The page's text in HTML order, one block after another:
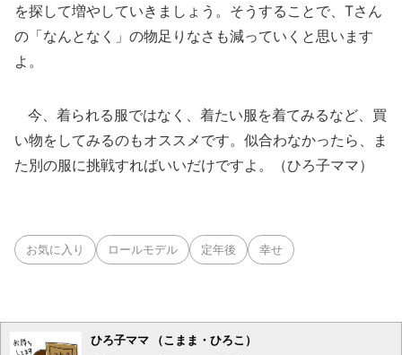
を探して増やしていきましょう。そうすることで、Tさん
の「なんとなく」の物足りなさも減っていくと思います
よ。
今、着られる服ではなく、着たい服を着てみるなど、買
い物をしてみるのもオススメです。似合わなかったら、ま
た別の服に挑戦すればいいだけですよ。（ひろ子ママ）
お気に入り ロールモデル 定年後 幸せ
ひろ子ママ （こまま・ひろこ）